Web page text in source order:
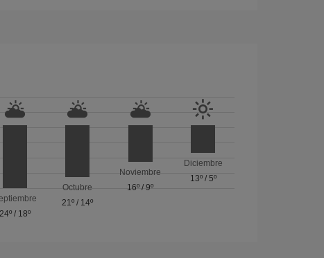
24º/ 18º
Octubre
21º / 14º
Noviembre
16º /9º
Diciembre
13º/ 5º